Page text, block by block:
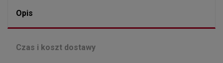
Opis
Czas i koszt dostawy